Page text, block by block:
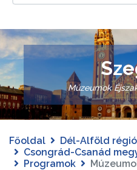
Múzeumok
Főoldal
Dél-Alföld régió
Csongrád-Csanád
Programok